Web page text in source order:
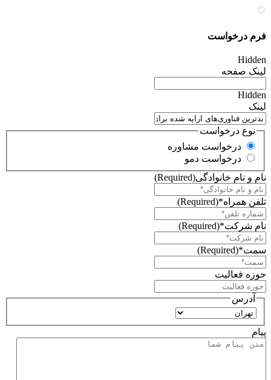
فرم درخواست
Hidden
لینک صفحه
Hidden
لینک
نوع درخواست
درخواست مشاوره
درخواست دمو
نام و نام خانوادگی(Required)
تلفن همراه*(Required)
نام شرکت*(Required)
سمت*(Required)
حوزه فعالیت
آدرس
استان
پیام